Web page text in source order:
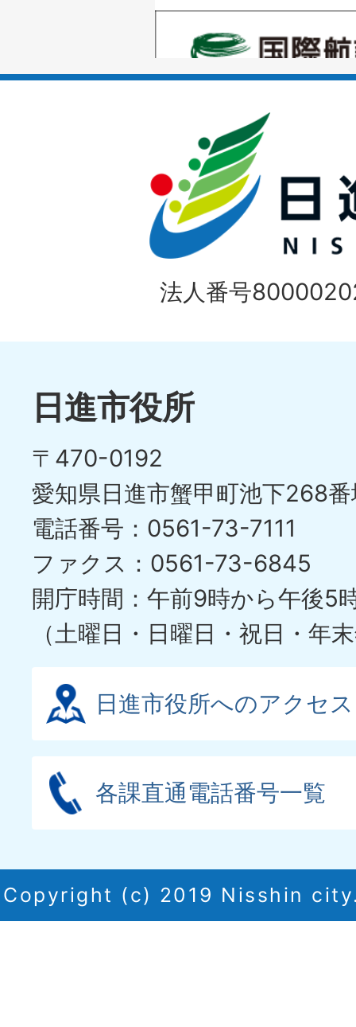
ラ
枚
ス
ラ
イ
ド
1
枚
目
の
イ
目
の
ス
ラ
イ
ド
法人番号
日進市役所
〒470-0192
愛知県日進市蟹甲町池下268
電話番号：0561-73-7111
ファクス：0561-73-6845
開庁時間：午前9時から午後5
（土曜日・日曜日・祝日・年
日進市役所へのアクセス
各課直通電話番号一覧
Copyright (c) 2019 Nisshin